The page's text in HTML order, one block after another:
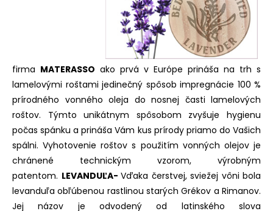
firma MATERASSO ako prvá v Európe prináša na trh s
lamelovými roštami jedinečný spôsob impregnácie 100 %
prírodného vonného oleja do nosnej časti lamelových
roštov. Týmto unikátnym spôsobom zvyšuje hygienu
počas spánku a prináša Vám kus prírody priamo do Vašich
spálni. Vyhotovenie roštov s použitím vonných olejov je
chránené technickým vzorom, výrobným
patentom. LEVANDUĽA- Vďaka čerstvej, sviežej vôni bola
levanduľa obľúbenou rastlinou starých Grékov a Rimanov.
Jej názov je odvodený od latinského slova